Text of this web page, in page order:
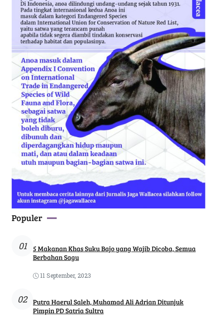
Populer
01
5 Makanan Khas Suku Bajo yang Wajib Dicoba, Semua
Berbahan Sagu
11 September, 2023
02
Putra Haerul Saleh, Muhamad Ali Adrian Ditunjuk
Pimpin PD Satria Sultra